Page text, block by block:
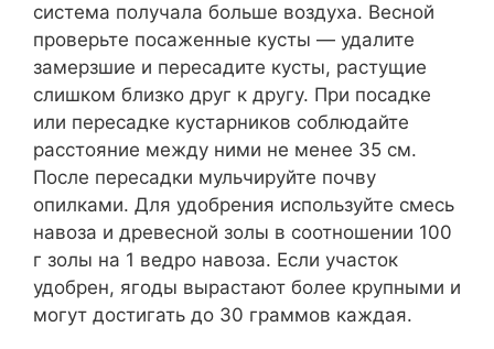
система получала больше воздуха. Весной
проверьте посаженные кусты — удалите
замерзшие и пересадите кусты, растущие
слишком близко друг к другу. При посадке
или пересадке кустарников соблюдайте
расстояние между ними не менее 35 см.
После пересадки мульчируйте почву
опилками. Для удобрения используйте смесь
навоза и древесной золы в соотношении 100
г золы на 1 ведро навоза. Если участок
удобрен, ягоды вырастают более крупными и
могут достигать до 30 граммов каждая.